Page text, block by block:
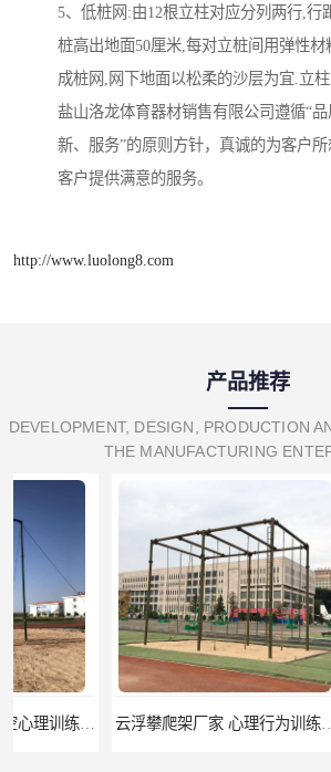
5、低桩网:由12根立柱对应分列两行,行
桩高出地面50厘米,每对立桩间用弹性
成桩网,网下地面以松柔的沙层为宜.立柱
盐山洛龙体育器材销售有限公司遵循“品
新、服务”的原则方针，真诚的为客户
客户提供满意的服务。
http://www.luolong8.com
产品推荐
DEVELOPMENT, DESIGN, PRODUCTION
THE MANUFACTURING
云浮攀爬架厂家 心理行为训练器材 质量保证